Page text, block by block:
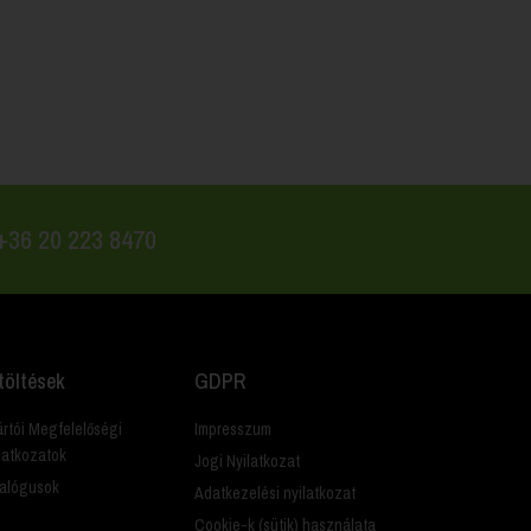
20 223 8470
Megfelelőségi
GDPR
Impresszum
Jogi Nyilatkozat
Adatkezelési nyilatkozat
Cookie-k (sütik) használata